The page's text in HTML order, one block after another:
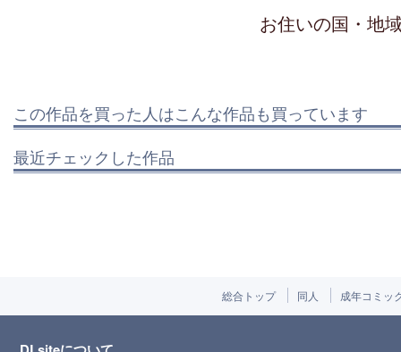
お住いの国・地
この作品を買った人はこんな作品も買っています
最近チェックした作品
総合トップ 同人 成年コミッ